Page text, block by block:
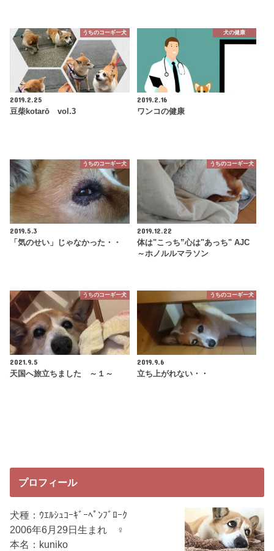
うちのコーギー犬
2019.2.25
豆柴kotarō vol.3
犬の健康
2019.2.16
ワンコの健康
うちのコーギー犬
2019.5.3
「気のせい」じゃなかった・・
うちのコーギー犬
2019.12.22
体は"こっち”心は"あっち" AJC
～ホノルルマラソン
うちのコーギー犬
2021.9.5
天国へ旅立ちました ～１～
うちのコーギー犬
2019.9.6
立ち上がれない・・
プロフィール
犬種：ｳｴﾙｼｭｺｰｷﾞｰﾍﾟﾝﾌﾞﾛｰｸ
2006年6月29日生まれ ♀
本名：kuniko